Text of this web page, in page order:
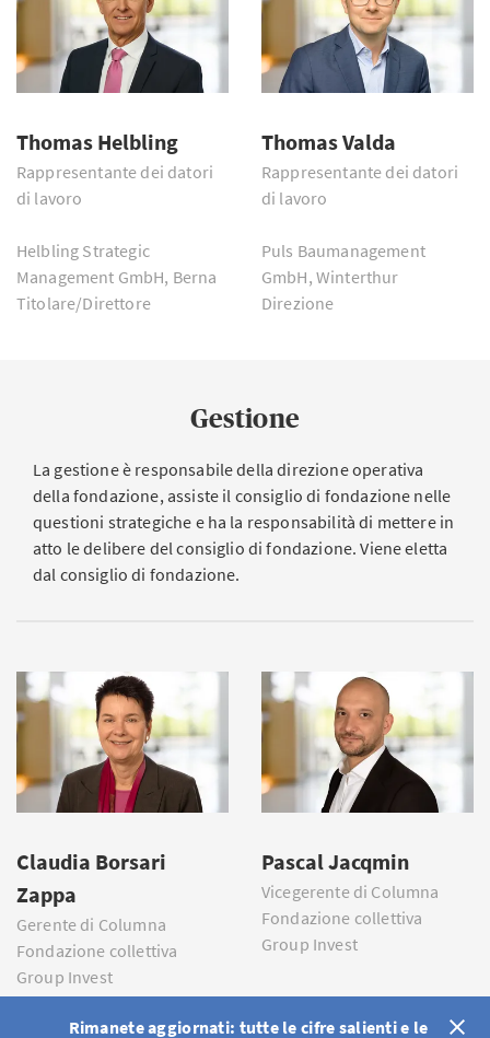
Rimanete aggiornati: tutte le cifre salienti e le
Thomas Helbling
Rappresentante dei datori
di lavoro
Helbling Strategic
Management GmbH, Berna
Titolare/Direttore
Thomas Valda
Rappresentante dei datori
di lavoro
Puls Baumanagement
GmbH, Winterthur
Direzione
Gestione
La gestione è responsabile della direzione operativa
della fondazione, assiste il consiglio di fondazione nelle
questioni strategiche e ha la responsabilità di mettere in
atto le delibere del consiglio di fondazione. Viene eletta
dal consiglio di fondazione.
Claudia Borsari
Zappa
Gerente di Columna
Fondazione collettiva
Group Invest
Pascal Jacqmin
Vicegerente di Columna
Fondazione collettiva
Group Invest